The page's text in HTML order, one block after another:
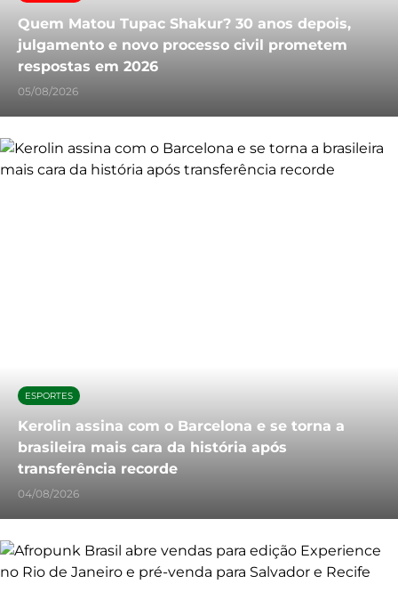
Quem Matou Tupac Shakur? 30 anos depois,
julgamento e novo processo civil prometem
respostas em 2026
05/08/2026
ESPORTES
Kerolin assina com o Barcelona e se torna a
brasileira mais cara da história após
transferência recorde
04/08/2026